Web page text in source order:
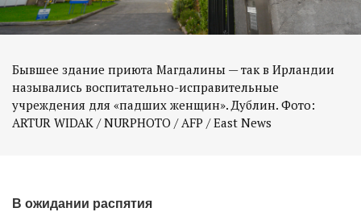
Бывшее здание приюта Магдалины — так в Ирландии
назывались воспитательно-исправительные
учреждения для «падших женщин». Дублин. Фото:
ARTUR WIDAK / NURPHOTO / AFP / East News
В ожидании распятия